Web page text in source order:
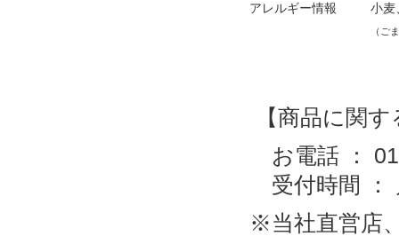
アレルギー情報
小麦
（ご
【商品に関
お電話 ：
受付時間 ：
※当社直営店